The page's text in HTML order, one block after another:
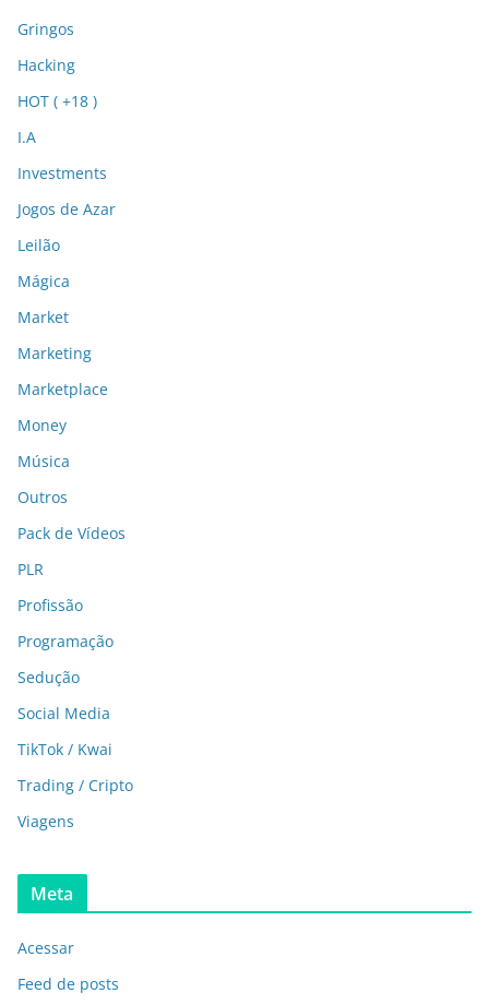
Gringos
Hacking
HOT ( +18 )
I.A
Investments
Jogos de Azar
Leilão
Mágica
Market
Marketing
Marketplace
Money
Música
Outros
Pack de Vídeos
PLR
Profissão
Programação
Sedução
Social Media
TikTok / Kwai
Trading / Cripto
Viagens
Meta
Acessar
Feed de posts